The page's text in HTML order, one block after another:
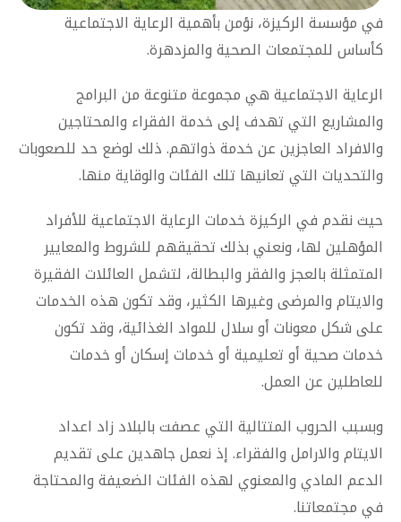
في مؤسسة الركيزة، نؤمن بأهمية الرعاية الاجتماعية
كأساس للمجتمعات الصحية والمزدهرة.
الرعاية الاجتماعية هي مجموعة متنوعة من البرامج
والمشاريع التي تهدف إلى خدمة الفقراء والمحتاجين
والافراد العاجزين عن خدمة ذواتهم. ذلك لوضع حد للصعوبات
والتحديات التي تعانيها تلك الفئات والوقاية منها.
حيث نقدم في الركيزة خدمات الرعاية الاجتماعية للأفراد
المؤهلين لها، ونعني بذلك تحقيقهم للشروط والمعايير
المتمثلة بالعجز والفقر والبطالة، لتشمل العائلات الفقيرة
والايتام والمرضى وغيرها الكثير، وقد تكون هذه الخدمات
على شكل معونات أو سلال للمواد الغذائية، وقد تكون
خدمات صحية أو تعليمية أو خدمات إسكان أو خدمات
للعاطلين عن العمل.
وبسبب الحروب المتتالية التي عصفت بالبلاد زاد اعداد
الايتام والارامل والفقراء. إذ نعمل جاهدين على تقديم
الدعم المادي والمعنوي لهذه الفئات الضعيفة والمحتاجة
في مجتمعاتنا.